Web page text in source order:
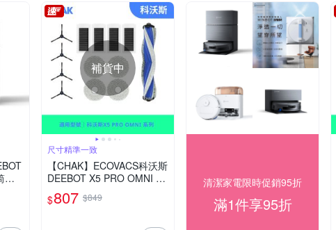
洗
補貨中
尺寸精準一致
【CHAK】ECOVACS科沃斯
DEEBOT X5 PRO OMNI 副
廠掃拖機配件超值組(主刷x1
邊刷×4 濾網×4 拖布x4)
$807 $849
清潔家電限時促銷95折
滿1件享95折